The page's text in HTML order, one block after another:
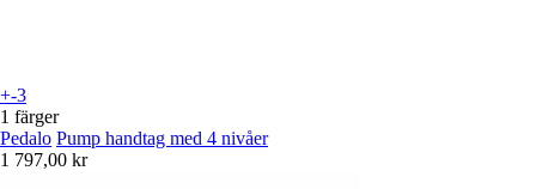
+-3
1 färger
Pedalo Pump handtag med 4 nivåer
1 797,00 kr